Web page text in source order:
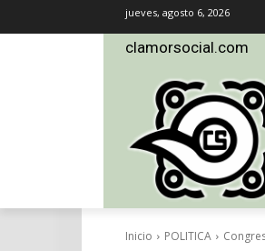
jueves, agosto 6, 2026
clamorsocial.com
Inicio POLITICA